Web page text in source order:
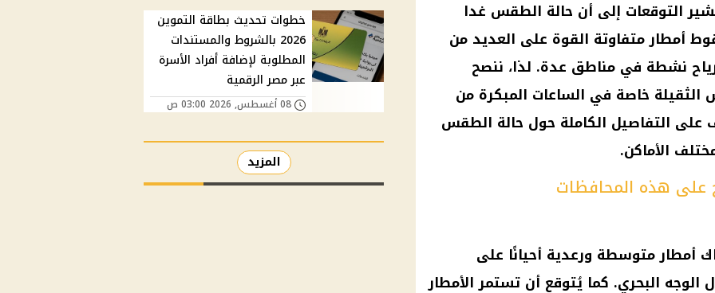
التوقعات إلى أن حالة الطقس غدا
متفاوتة القوة على العديد من
نشطة في مناطق عدة. لذا، ننصح
الثقيلة خاصة في الساعات المبكرة من
على التفاصيل الكاملة حول حالة الطقس
الأماكن.
على هذه المحافظات
أمطار متوسطة ورعدية أحيانًا على
الوجه البحري. كما يُتوقع أن تستمر الأمطار
خطوات تحديث بطاقة التموين
2026 بالشروط والمستندات
المطلوبة لإضافة أفراد الأسرة
عبر مصر الرقمية
08 أغسطس, 2026 03:00 ص
المزيد